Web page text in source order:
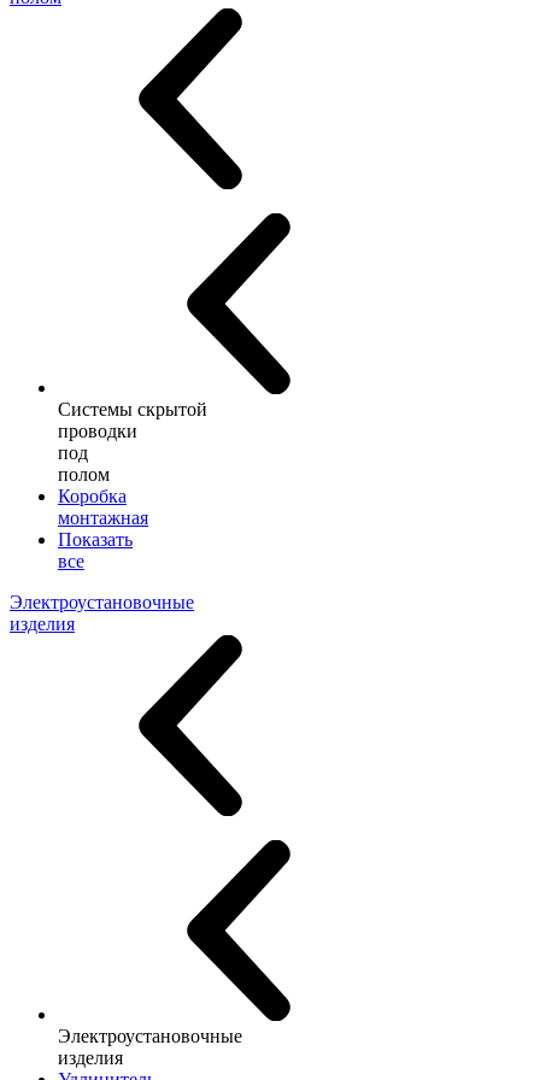
Системы скрытой
проводки
под
полом
Коробка
монтажная
Показать
все
Электроустановочные
изделия
Электроустановочные
изделия